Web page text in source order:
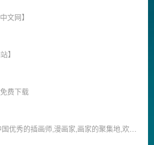
文网】
】
费下载